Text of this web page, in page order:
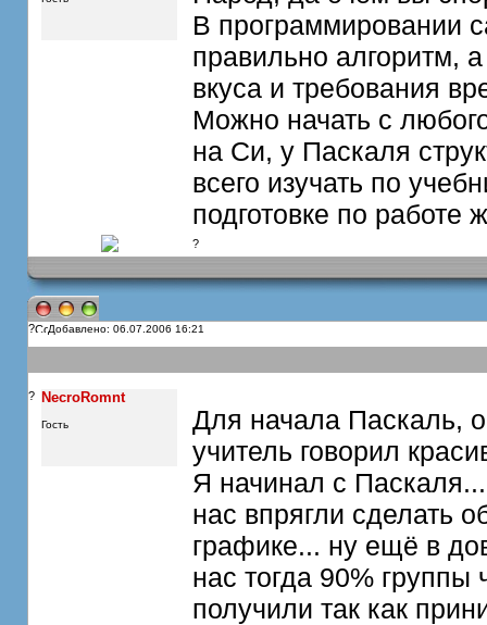
В программировании
правильно алгоритм,
вкуса и требования
Можно начать с
на Си, у Паскаля
всего изучать по
подготовке по работе
?
? Добавлено: 06.07.2006 16:21
? NecroRomnt
Гость
Для начала Паскаль,
учитель говорил
Я начинал с
нас впрягли сделать
графике... ну ещё в
нас тогда 90%
получили так как